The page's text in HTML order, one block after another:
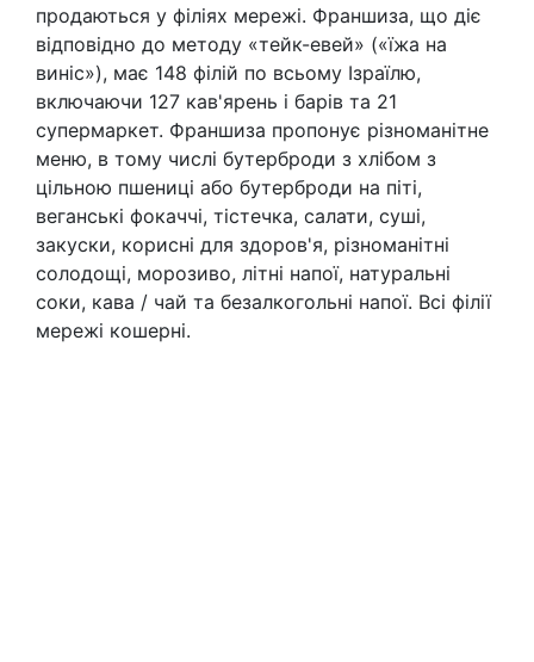
продаються у філіях мережі. Франшиза, що діє
відповідно до методу «тейк-евей» («їжа на
виніс»), має 148 філій по всьому Ізраїлю,
включаючи 127 кав'ярень і барів та 21
супермаркет. Франшиза пропонує різноманітне
меню, в тому числі бутерброди з хлібом з
цільною пшениці або бутерброди на піті,
веганські фокаччі, тістечка, салати, суші,
закуски, корисні для здоров'я, різноманітні
солодощі, морозиво, літні напої, натуральні
соки, кава / чай та безалкогольні напої. Всі філії
мережі кошерні.